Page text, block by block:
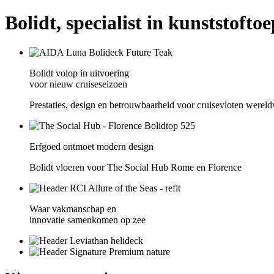
Bolidt, specialist in
Bolidt volop in uitvoering
voor nieuw cruiseseizoen
Prestaties, design en betrouwbaarheid voor cruisevloten
Erfgoed ontmoet modern design
Bolidt vloeren voor The Social Hub Rome en Florence
Waar vakmanschap en
innovatie samenkomen op zee